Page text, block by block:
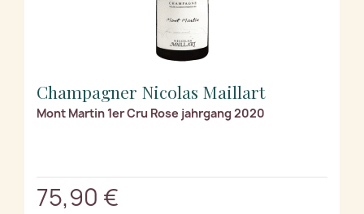
Champagner Nicolas Maillart
Mont Martin 1er Cru Rose jahrgang 2020
75,90 €